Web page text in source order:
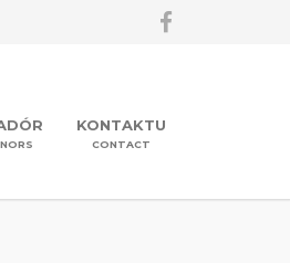
KONTAKTU
CONTACT